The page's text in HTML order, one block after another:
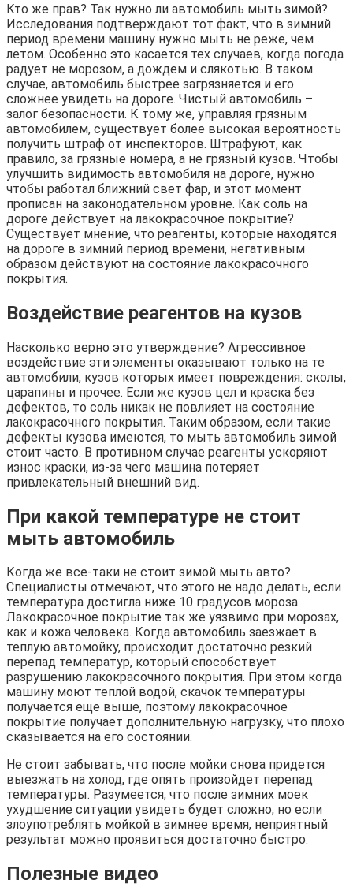
Кто же прав? Так нужно ли автомобиль мыть зимой?
Исследования подтверждают тот факт, что в зимний
период времени машину нужно мыть не реже, чем
летом. Особенно это касается тех случаев, когда погода
радует не морозом, а дождем и слякотью. В таком
случае, автомобиль быстрее загрязняется и его
сложнее увидеть на дороге. Чистый автомобиль –
залог безопасности. К тому же, управляя грязным
автомобилем, существует более высокая вероятность
получить штраф от инспекторов. Штрафуют, как
правило, за грязные номера, а не грязный кузов. Чтобы
улучшить видимость автомобиля на дороге, нужно
чтобы работал ближний свет фар, и этот момент
прописан на законодательном уровне. Как соль на
дороге действует на лакокрасочное покрытие?
Существует мнение, что реагенты, которые находятся
на дороге в зимний период времени, негативным
образом действуют на состояние лакокрасочного
покрытия.
Воздействие реагентов на кузов
Насколько верно это утверждение? Агрессивное
воздействие эти элементы оказывают только на те
автомобили, кузов которых имеет повреждения: сколы,
царапины и прочее. Если же кузов цел и краска без
дефектов, то соль никак не повлияет на состояние
лакокрасочного покрытия. Таким образом, если такие
дефекты кузова имеются, то мыть автомобиль зимой
стоит часто. В противном случае реагенты ускоряют
износ краски, из-за чего машина потеряет
привлекательный внешний вид.
При какой температуре не стоит
мыть автомобиль
Когда же все-таки не стоит зимой мыть авто?
Специалисты отмечают, что этого не надо делать, если
температура достигла ниже 10 градусов мороза.
Лакокрасочное покрытие так же уязвимо при морозах,
как и кожа человека. Когда автомобиль заезжает в
теплую автомойку, происходит достаточно резкий
перепад температур, который способствует
разрушению лакокрасочного покрытия. При этом когда
машину моют теплой водой, скачок температуры
получается еще выше, поэтому лакокрасочное
покрытие получает дополнительную нагрузку, что плохо
сказывается на его состоянии.
Не стоит забывать, что после мойки снова придется
выезжать на холод, где опять произойдет перепад
температуры. Разумеется, что после зимних моек
ухудшение ситуации увидеть будет сложно, но если
злоупотреблять мойкой в зимнее время, неприятный
результат можно проявиться достаточно быстро.
Полезные видео